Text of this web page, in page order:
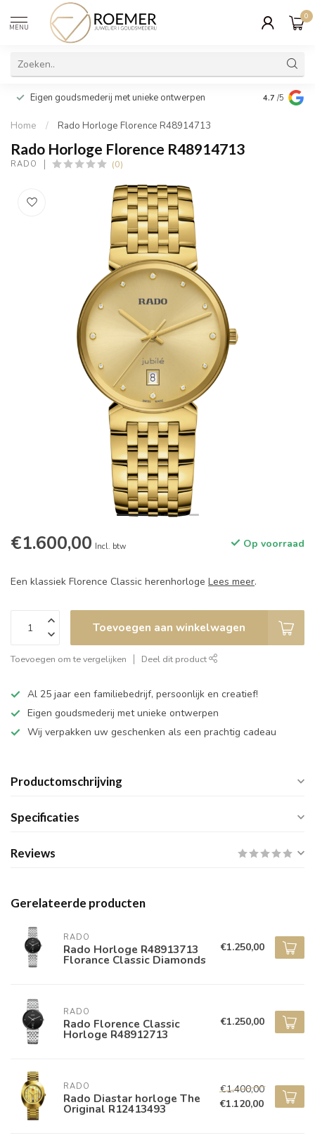
MENU
0
Eigen goudsmederij met unieke ontwerpen Wij
cadeau
4.7 /5
Home / Rado Horloge Florence R48914713
Rado Horloge Florence R48914713
RADO (0)
€1.600,00 Incl. btw Op voorraad
Een klassiek Florence Classic herenhorloge Lees meer.
Toevoegen aan winkelwagen
Toevoegen om te vergelijken Deel dit product
Al 25 jaar een familiebedrijf, persoonlijk en creatief!
Eigen goudsmederij met unieke ontwerpen
Wij verpakken uw geschenken als een prachtig cadeau
Productomschrijving
Specificaties
Reviews
Gerelateerde producten
RADO
Rado Horloge R48913713
Florance Classic Diamonds
€1.250,00
RADO
Rado Florence Classic
Horloge R48912713
€1.250,00
RADO
Rado Diastar horloge The
Original R12413493
€1.400,00
€1.120,00